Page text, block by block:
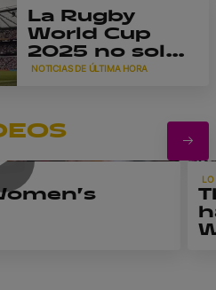
Inglaterra y a
nivel global.
Rugby World
Cup
Femenina
2025 cambió
NOTICIAS DE ÚLTIMA HORA
La Rugby
World Cup
2025 no solo
'elevó el
a la
estratósfera.'
LO